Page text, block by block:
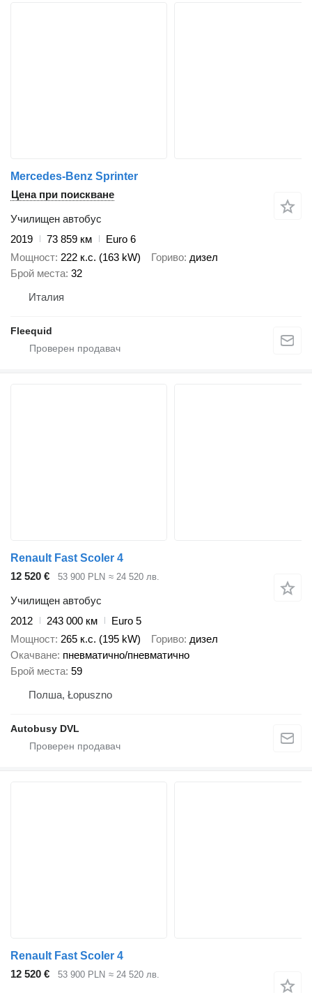
Mercedes-Benz Sprinter
Цена при поискване
Училищен автобус
2019
73 859 км
Euro 6
Мощност 222 к.с. (163 kW) Гориво дизел
Брой места 32
Италия
Fleequid
Renault Fast Scoler 4
12 520 €
53 900 PLN ≈ 24 520 лв.
Училищен автобус
2012
243 000 км
Euro 5
Мощност 265 к.с. (195 kW) Гориво дизел
Окачване пневматично/пневматично
Брой места 59
Полша, Łopuszno
Autobusy DVL
Renault Fast Scoler 4
12 520 €
53 900 PLN ≈ 24 520 лв.